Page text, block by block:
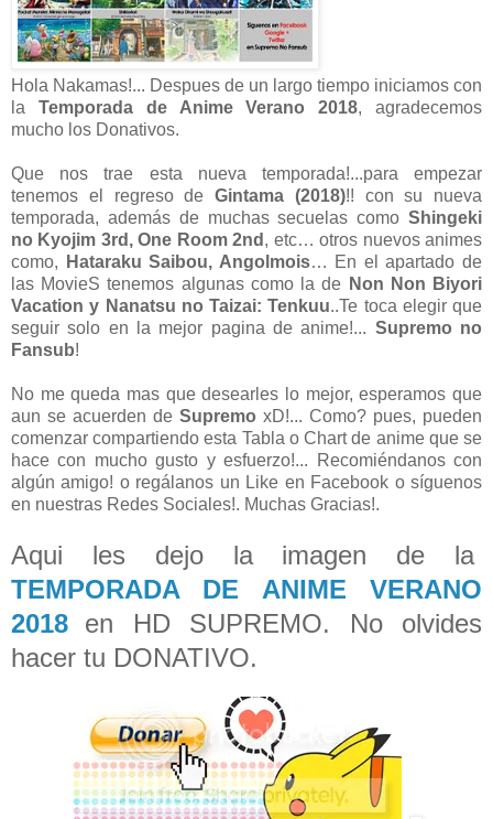
Hola Nakamas!... Despues de un largo tiempo iniciamos con
la Temporada de Anime Verano 2018, agradecemos
mucho los Donativos.
Que nos trae esta nueva temporada!...para empezar
tenemos el regreso de Gintama (2018)!! con su nueva
temporada, además de muchas secuelas como Shingeki
no Kyojim 3rd, One Room 2nd , etc… otros nuevos animes
como,
Hataraku Saibou, Angolmois… En el apartado de
las MovieS tenemos algunas como la de Non Non Biyori
Vacation y Nanatsu no Taizai: Tenkuu..Te toca elegir que
seguir solo en la mejor pagina de anime!... Supremo no
Fansub!
No me queda mas que desearles lo mejor, esperamos que
aun se acuerden de Supremo xD!... Como? pues, pueden
comenzar compartiendo esta Tabla o Chart de anime que se
hace con mucho gusto y esfuerzo!... Recomiéndanos con
algún amigo! o regálanos un Like en Facebook o síguenos
en nuestras Redes Sociales!. Muchas Gracias!.
Aqui les dejo la imagen de la
TEMPORADA DE ANIME VERANO
2018 en HD SUPREMO. No olvides
hacer tu DONATIVO.